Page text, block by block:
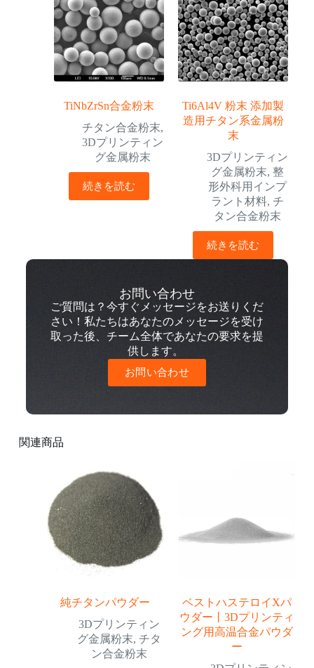
TiNbZrSn合金粉末
チタン合金粉末,
3Dプリンティン
グ金属粉末
続きを読む
Ti6Al4V 粉末 添加製
造用チタン系金属粉
末
3Dプリンティン
グ金属粉末, 整
形外科用インプ
ラント材料, チ
タン合金粉末
続きを読む
お問い合わせ
ご質問は？今すぐメッセージをお送りくだ
さい！私たちはあなたのメッセージを受け
取った後、チーム全体であなたの要求を提
供します。
お問い合わせ
関連商品
純チタンパウダー
3Dプリンティン
グ金属粉末, チタ
ン合金粉末
ベストハステロイXパ
ウダー丨3Dプリンティ
ング用高温合金パウダ
ー